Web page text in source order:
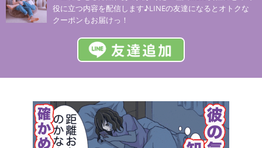
役に立つ内容を配信します♪LINEの友達になるとオトクな
クーポンもお届けっ！